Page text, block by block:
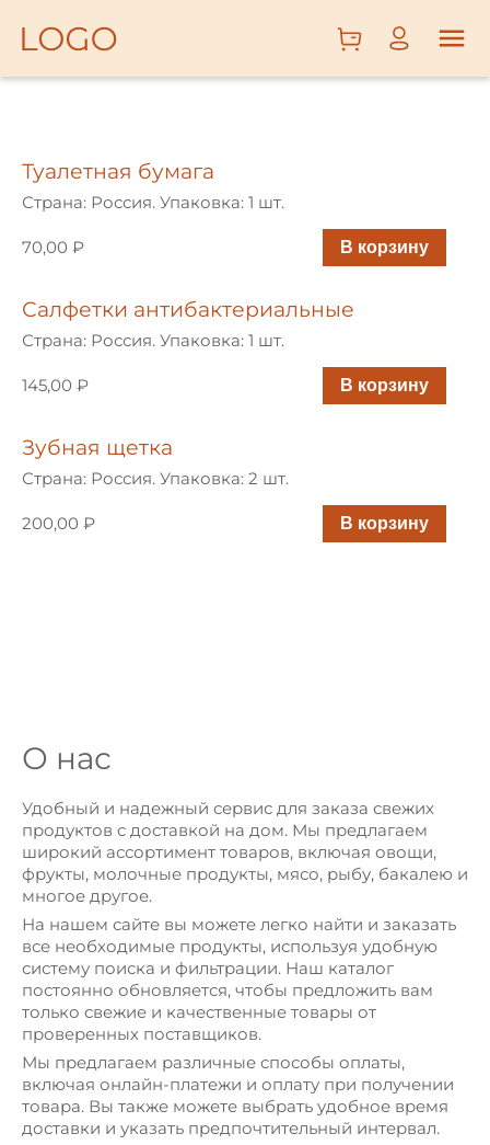
Туалетная бумага
Страна: Россия. Упаковка: 1 шт.
70,00 ₽ В корзину
Салфетки антибактериальные
Страна: Россия. Упаковка: 1 шт.
145,00 ₽ В корзину
Зубная щетка
Страна: Россия. Упаковка: 2 шт.
200,00 ₽ В корзину
О нас
Удобный и надежный сервис для заказа свежих
продуктов с доставкой на дом. Мы предлагаем
широкий ассортимент товаров, включая овощи,
фрукты, молочные продукты, мясо, рыбу, бакалею и
многое другое.
На нашем сайте вы можете легко найти и заказать
все необходимые продукты, используя удобную
систему поиска и фильтрации. Наш каталог
постоянно обновляется, чтобы предложить вам
только свежие и качественные товары от
проверенных поставщиков.
Мы предлагаем различные способы оплаты,
включая онлайн-платежи и оплату при получении
товара. Вы также можете выбрать удобное время
доставки и указать предпочтительный интервал.
ОВОЩИ
МЯСО,
ПТИЦА,
И СЫРЫ
МОЛОЧНЫЕ
ЯЙЦА
БАКАЛЕЯ,
ХЛЕБ,
СЛАДОСТИ
НАПИТКИ
+7 (499) 333-22-11